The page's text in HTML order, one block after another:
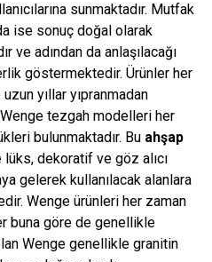
sunmaktadır. Mutfak
ise sonuç doğal olarak
ve adından da anlaşılacağı
göstermektedir. Ürünler her
yıllar yıpranmadan
Wenge tezgah modelleri her
bulunmaktadır. Bu ahşap
lüks, dekoratif ve göz alıcı
gelerek kullanılacak alanlara
Wenge ürünleri her zaman
buna göre de genellikle
Wenge genellikle granitin